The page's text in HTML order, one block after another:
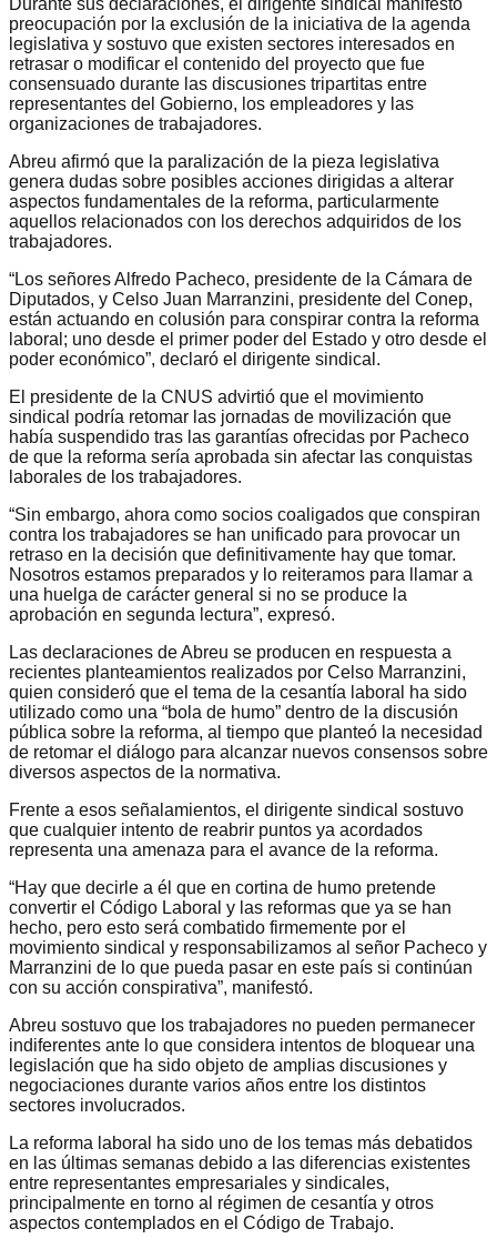
preocupación por la exclusión de la iniciativa de la agenda
legislativa y sostuvo que existen sectores interesados en
retrasar o modificar el contenido del proyecto que fue
consensuado durante las discusiones tripartitas entre
representantes del Gobierno, los empleadores y las
organizaciones de trabajadores.
Abreu afirmó que la paralización de la pieza legislativa
genera dudas sobre posibles acciones dirigidas a alterar
aspectos fundamentales de la reforma, particularmente
aquellos relacionados con los derechos adquiridos de los
trabajadores.
“Los señores Alfredo Pacheco, presidente de la Cámara de
Diputados, y Celso Juan Marranzini, presidente del Conep,
están actuando en colusión para conspirar contra la reforma
laboral; uno desde el primer poder del Estado y otro desde el
poder económico”, declaró el dirigente sindical.
El presidente de la CNUS advirtió que el movimiento
sindical podría retomar las jornadas de movilización que
había suspendido tras las garantías ofrecidas por Pacheco
de que la reforma sería aprobada sin afectar las conquistas
laborales de los trabajadores.
“Sin embargo, ahora como socios coaligados que conspiran
contra los trabajadores se han unificado para provocar un
retraso en la decisión que definitivamente hay que tomar.
Nosotros estamos preparados y lo reiteramos para llamar a
una huelga de carácter general si no se produce la
aprobación en segunda lectura”, expresó.
Las declaraciones de Abreu se producen en respuesta a
recientes planteamientos realizados por Celso Marranzini,
quien consideró que el tema de la cesantía laboral ha sido
utilizado como una “bola de humo” dentro de la discusión
pública sobre la reforma, al tiempo que planteó la necesidad
de retomar el diálogo para alcanzar nuevos consensos sobre
diversos aspectos de la normativa.
Frente a esos señalamientos, el dirigente sindical sostuvo
que cualquier intento de reabrir puntos ya acordados
representa una amenaza para el avance de la reforma.
“Hay que decirle a él que en cortina de humo pretende
convertir el Código Laboral y las reformas que ya se han
hecho, pero esto será combatido firmemente por el
movimiento sindical y responsabilizamos al señor Pacheco y
Marranzini de lo que pueda pasar en este país si continúan
con su acción conspirativa”, manifestó.
Abreu sostuvo que los trabajadores no pueden permanecer
indiferentes ante lo que considera intentos de bloquear una
legislación que ha sido objeto de amplias discusiones y
negociaciones durante varios años entre los distintos
sectores involucrados.
La reforma laboral ha sido uno de los temas más debatidos
en las últimas semanas debido a las diferencias existentes
entre representantes empresariales y sindicales,
principalmente en torno al régimen de cesantía y otros
aspectos contemplados en el Código de Trabajo.